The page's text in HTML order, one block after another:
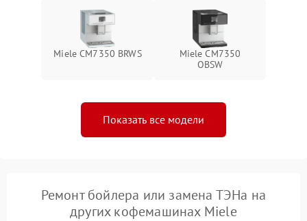
Miele CM7350 BRWS
Miele CM7350
OBSW
Показать все модели
Ремонт бойлера или замена ТЭНа на
других кофемашинах Miele